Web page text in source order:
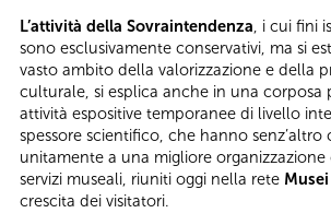
L’attività della Sovraintendenza, i cui fini
sono esclusivamente conservativi, ma si
vasto ambito della valorizzazione e della
culturale, si esplica anche in una corposa
attività espositive temporanee di livello
spessore scientifico, che hanno
unitamente a una migliore organizzazione
servizi museali, riuniti oggi nella rete
crescita dei visitatori.